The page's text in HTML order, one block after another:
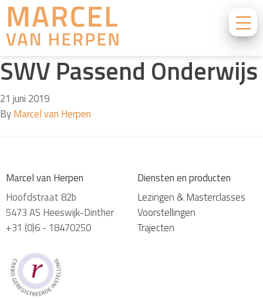
SWV Passend Onderwijs
21 juni 2019
ByMarcel van Herpen
Marcel van Herpen
Hoofdstraat 82b
5473 AS Heeswijk-Dinther
+31 (0)6 - 18470250
Diensten en producten
Lezingen & Masterclasses
Voorstellingen
Trajecten